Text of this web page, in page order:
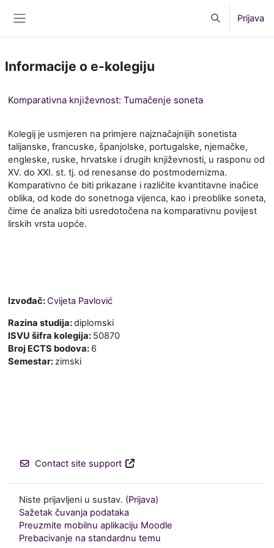
Toggle search
Prijava
Informacije o e-kolegiju
Komparativna književnost: Tumačenje soneta
Kolegij je usmjeren na primjere najznačajnijih sonetista
talijanske, francuske, španjolske, portugalske, njemačke,
engleske, ruske, hrvatske i drugih književnosti, u rasponu od
XV. do XXI. st. tj. od renesanse do postmodernizma.
Komparativno će biti prikazane i različite kvantitavne inačice
oblika, od kode do sonetnoga vijenca, kao i preoblike soneta,
čime će analiza biti usredotočena na komparativnu povijest
lirskih vrsta uopće.
Izvođač:Cvijeta Pavlović
Razina studija:diplomski
ISVU šifra kolegija: 50870
Broj ECTS bodova: 6
Semestar:zimski
Contact site support
Niste prijavljeni u sustav. (Prijava)
Sažetak čuvanja podataka
Preuzmite mobilnu aplikaciju Moodle
Prebacivanje na standardnu temu